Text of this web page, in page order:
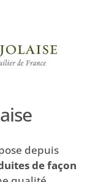
depuis
de façon